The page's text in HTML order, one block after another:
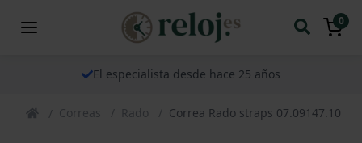
0
El especialista desde hace 25 años
Correas Rado Correa Rado straps 07.09147.10